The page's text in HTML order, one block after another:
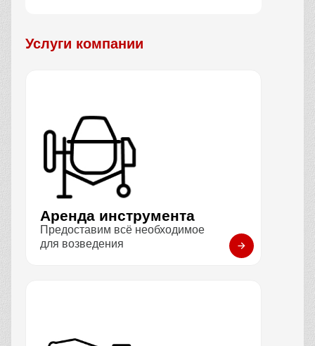
Услуги компании
Аренда инструмента
Предоставим всё необходимое
для возведения